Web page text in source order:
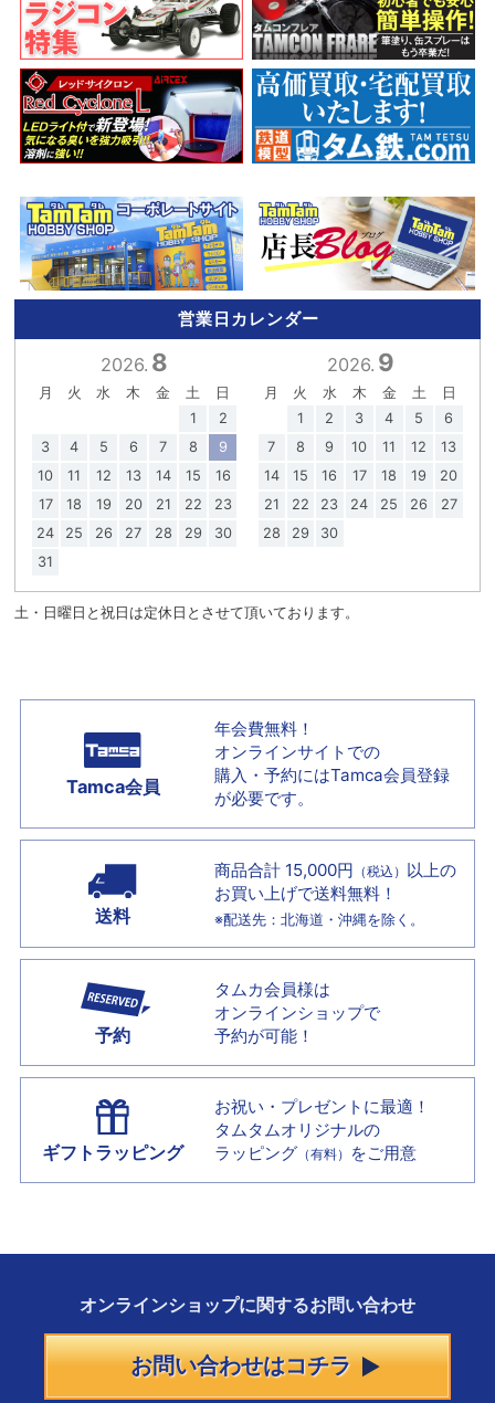
営業日カレンダー
2026. 8
月 火 水 木 金 土
日
1
2
3
4 5 6 7 8
9
10
11 12 13 14 15
16
17
18 19 20 21 22
23
24
25 26 27 28 29
30
31
2026. 9
月 火 水 木 金 土
日
1
2 3 4 5
6
7
8 9 10 11 12
13
14
15 16 17 18 19
20
21
22 23 24 25 26
27
28
29 30
土・日曜日と祝日は定休日とさせて頂いております。
Tamca会員
年会費無料！
オンラインサイトでの
購入・予約にはTamca会員登録
が必要です。
送料
商品合計 15,000円 （税込） 以上の
お買い上げで送料無料！
※配送先：北海道・沖縄を除く。
予約
タムカ会員様は
オンラインショップで
予約が可能！
ギフトラッピング
お祝い・プレゼントに最適！
タムタムオリジナルの
ラッピング （有料） をご用意
オンラインショップに関するお問い合わせ
お問い合わせはコチラ